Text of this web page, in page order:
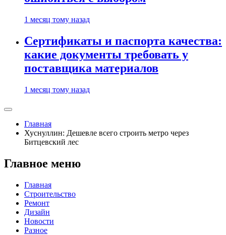
1 месяц тому назад
Сертификаты и паспорта качества:
какие документы требовать у
поставщика материалов
1 месяц тому назад
Главная
Хуснуллин: Дешевле всего строить метро через
Битцевский лес
Главное меню
Главная
Строительство
Ремонт
Дизайн
Новости
Разное